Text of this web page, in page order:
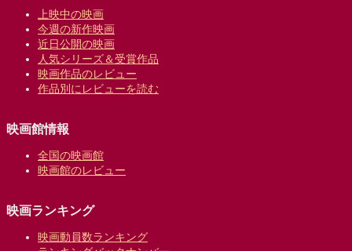
上映中の映画
今週の新作映画
近日公開の映画
人気シリーズ＆受賞作品
映画作品のレビュー
作品別にレビューを読む
映画館情報
全国の映画館
映画館のレビュー
映画ランキング
映画動員数ランキング